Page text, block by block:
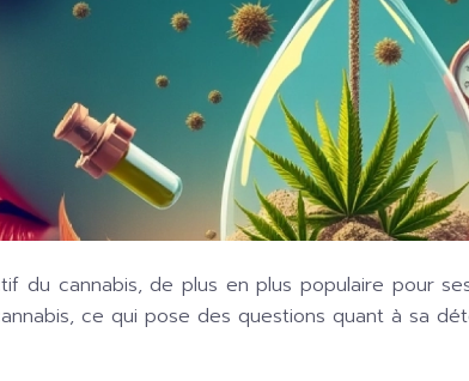
du cannabis, de plus en plus populaire pour
ce qui pose des questions quant à sa